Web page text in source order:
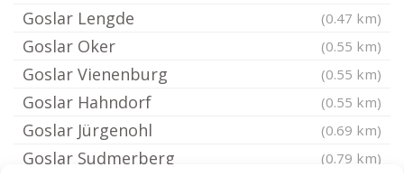
Goslar Lengde (0.47 km)
Goslar Oker (0.55 km)
Goslar Vienenburg (0.55 km)
Goslar Hahndorf (0.55 km)
Goslar Jürgenohl (0.69 km)
Goslar Sudmerberg (0.79 km)